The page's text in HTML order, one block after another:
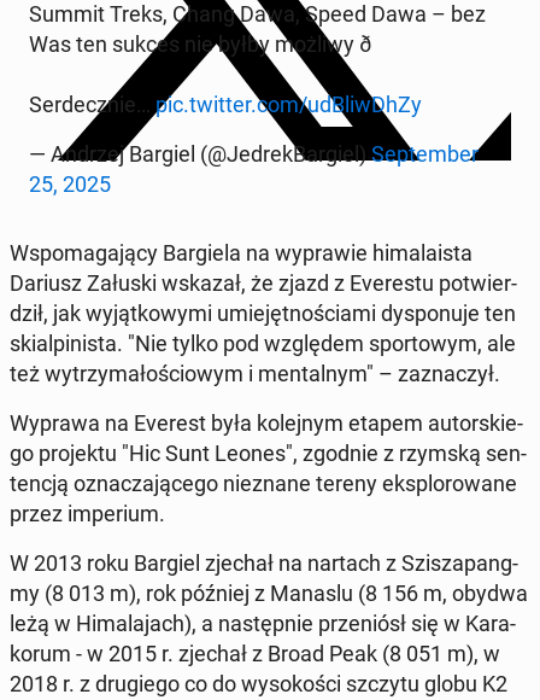
Summit Treks, Chang Dawa, Speed Dawa – bez
Was ten sukces nie byłby możliwy ð
Ser­decz­nie… pic.twitter.com/udBliw­Dh­Zy
— Andrzej Bargiel (@Je­drek­Bar­giel)Sep­tem­ber
25, 2025
Wspo­ma­ga­ją­cy Bar­gie­la na wy­pra­wie hi­ma­la­ista
Dariusz Załuski wskazał, że zjazd z Eve­re­stu po­twier­
dził, jak wy­jąt­ko­wy­mi umie­jęt­no­ścia­mi dys­po­nu­je ten
skial­pi­ni­sta. "Nie tylko pod wzglę­dem spor­to­wym, ale
też wy­trzy­ma­ło­ścio­wym i men­tal­nym" – za­zna­czył.
Wyprawa na Everest była ko­lej­nym etapem au­tor­skie­
go pro­jek­tu "Hic Sunt Leones", zgodnie z rzymską sen­
ten­cją ozna­cza­ją­ce­go nie­zna­ne tereny eks­plo­ro­wa­ne
przez im­pe­rium.
W 2013 roku Bargiel zjechał na nartach z Szi­sza­pang­
my (8 013 m), rok później z Manaslu (8 156 m, obydwa
leżą w Hi­ma­la­jach), a na­stęp­nie prze­niósł się w Ka­ra­
ko­rum - w 2015 r. zjechał z Broad Peak (8 051 m), w
2018 r. z dru­gie­go co do wy­so­ko­ści szczytu globu K2